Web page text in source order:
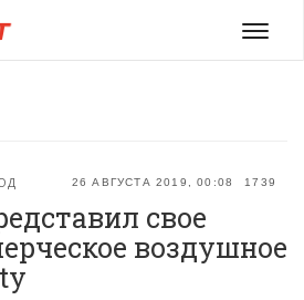
Меню
26 АВГУСТА 2019, 00:08 1739
свое
воздушное